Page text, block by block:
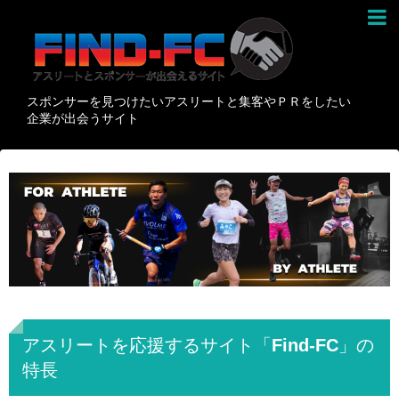
スポンサーを見つけたいアスリートと集客やＰＲをしたい
企業が出会うサイト
アスリートを応援するサイト「Find-FC」の
特長